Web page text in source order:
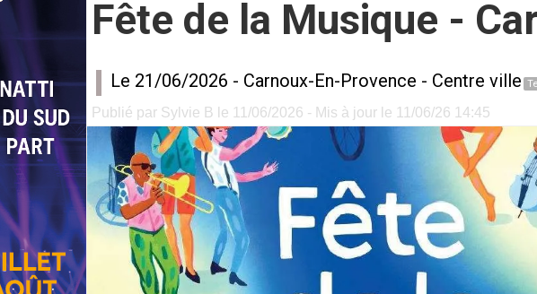
Fête de la Musique -
Le 21/06/2026 - Carnoux-En-Provence - Centre ville
Publié par Sylvie B le 11/06/2026 - Mis à jour le 11/06/26 14:45